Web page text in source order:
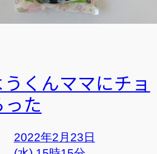
くんママにチョ
た
2022年2月23日